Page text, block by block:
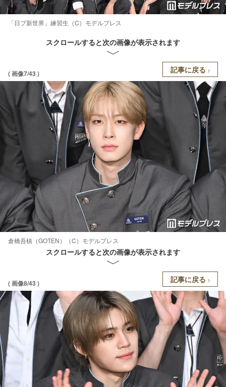
「日プ新世界」練習生（C）モデルプレス
スクロールすると次の画像が表示されます
( 画像7/43 ) 記事に戻る
倉橋吾槙（GOTEN）（C）モデルプレス
スクロールすると次の画像が表示されます
( 画像8/43 ) 記事に戻る